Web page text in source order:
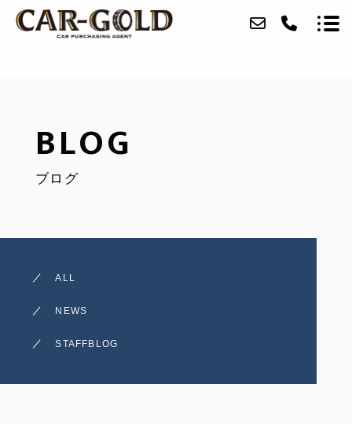
BLOG
ブログ
ALL
NEWS
STAFFBLOG